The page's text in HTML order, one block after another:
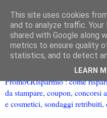
Promo€Risparmio : come
da stampare, coupon,
e cosmetici, sondaggi retribuiti,
This site uses cookies
and to analyze traffic.
shared with Google along
metrics to ensure quality
statistics, and to detect
LEARN